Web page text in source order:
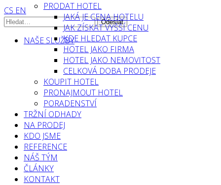
CS EN
NAŠE SLUŽBY
PRODAT HOTEL
JAKÁ JE CENA HOTELU
JAK ZÍSKAT VYŠŠÍ CENU
KDE HLEDAT KUPCE
HOTEL JAKO FIRMA
HOTEL JAKO NEMOVITOST
CELKOVÁ DOBA PRODEJE
KOUPIT HOTEL
PRONAJMOUT HOTEL
PORADENSTVÍ
TRŽNÍ ODHADY
NA PRODEJ
KDO JSME
REFERENCE
NÁŠ TÝM
ČLÁNKY
KONTAKT